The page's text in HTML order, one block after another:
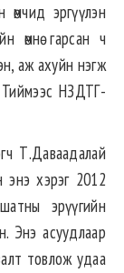
эргүүлэн
өмнө гарсан ч
аж ахуйн нэгж
Тиймээс НЗДТГ-
Т.Даваадалай
энэ хэрэг 2012
эрүүгийн
Энэ асуудлаар
товлож удаа